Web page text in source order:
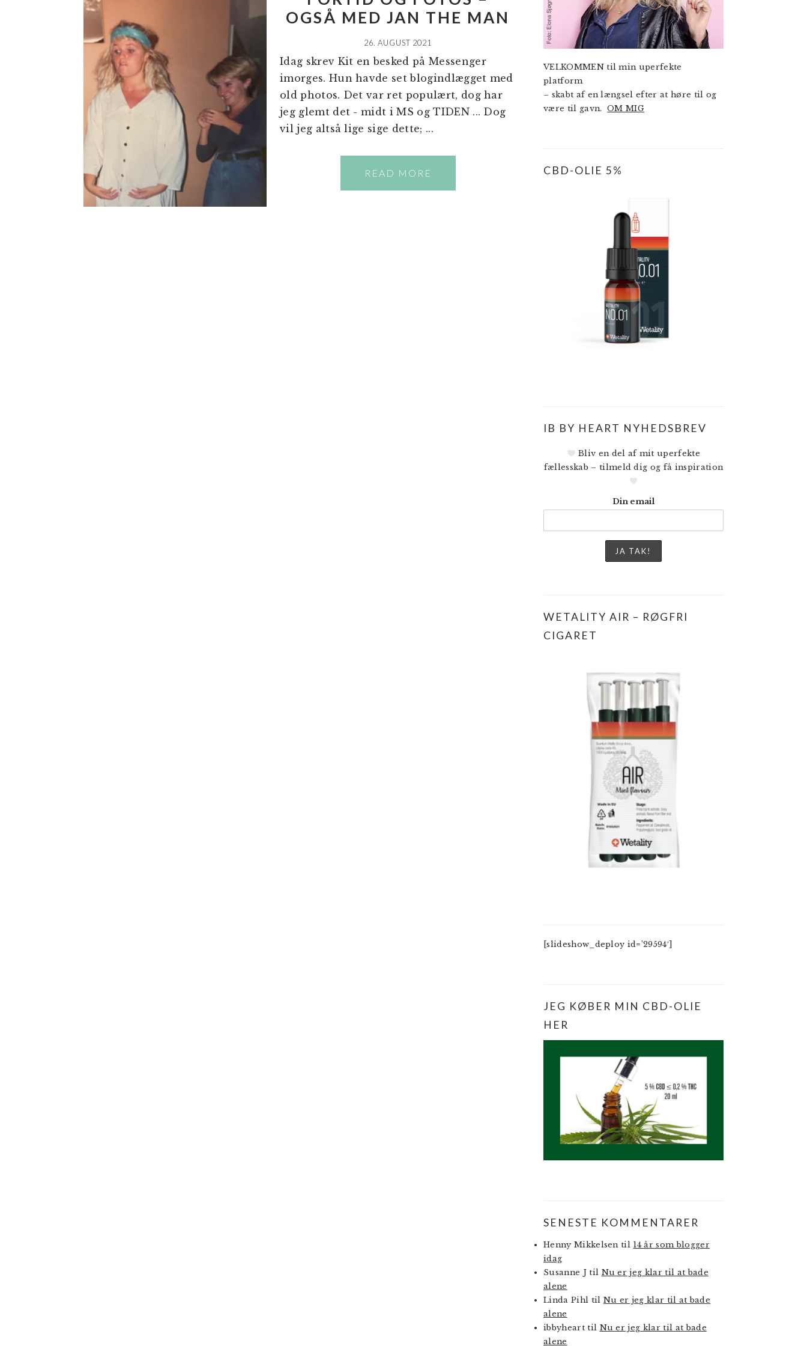
OGSÅ MED JAN THE MAN
26. AUGUST 2021
Idag skrev Kit en besked på Messenger
imorges. Hun havde set blogindlægget med
old photos. Det var ret populært, dog har
jeg glemt det - midt i MS og TIDEN ... Dog
vil jeg altså lige sige dette; ...
READ MORE
VELKOMMEN til min uperfekte
platform
– skabt af en længsel efter at høre til og
være til gavn.OM MIG
CBD-OLIE 5%
IB BY HEART NYHEDSBREV
Bliv en del af mit uperfekte
fællesskab – tilmeld dig og få inspiration
Din email
WETALITY AIR – RØGFRI
CIGARET
[slideshow_deploy id=’29594′]
JEG KØBER MIN CBD-OLIE
HER
SENESTE KOMMENTARER
Henny Mikkelsen til 14 år som blogger
idag
Susanne Jtil Nu er jeg klar til at bade
alene
Linda Pihl til Nu er jeg klar til at bade
alene
ibbyhearttil Nu er jeg klar til at bade
alene